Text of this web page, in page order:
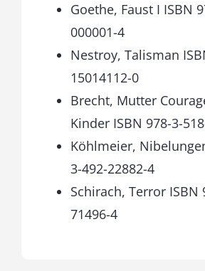
Goethe, Faust I ISBN
000001-4
Nestroy, Talisman
15014112-0
Brecht, Mutter
Kinder ISBN 978-3-
Köhlmeier,
3-492-22882-4
Schirach, Terror ISBN
71496-4